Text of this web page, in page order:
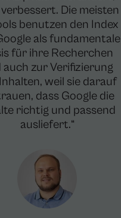
Die meisten
benutzen den Index
als fundamentale
für ihre Recherchen
auch zur Verifizierung
weil sie darauf
dass Google die
richtig und passend
ausliefert.“